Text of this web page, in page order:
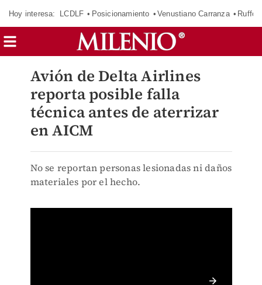
Hoy interesa: LCDLF Posicionamiento Venustiano Carranza Ruffo
Avión de Delta Airlines
reporta posible falla
técnica antes de aterrizar
en AICM
No se reportan personas lesionadas ni daños
materiales por el hecho.